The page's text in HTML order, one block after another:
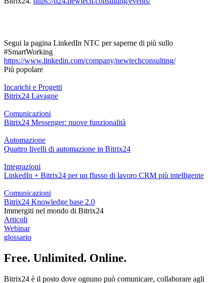
Segui la pagina LinkedIn NTC per saperne di più sullo
#SmartWorking
https://www.linkedin.com/company/newtechconsulting/
Più popolare
Incarichi e Progetti
Bitrix24 Lavagne
Comunicazioni
Bitrix24 Messenger: nuove funzionalità
Automazione
Quattro livelli di automazione in Bitrix24
Integrazioni
LinkedIn + Bitrix24 per un flusso di lavoro CRM più intelligente
Comunicazioni
Bitrix24 Knowledge base 2.0
Immergiti nel mondo di Bitrix24
Articoli
Webinar
glossario
Free. Unlimited. Online.
Bitrix24 è il posto dove ognuno può comunicare, collaborare agli